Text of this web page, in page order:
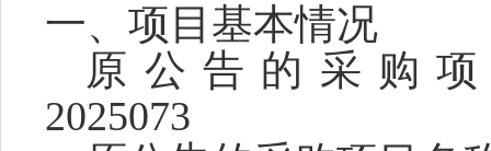
一、项目基本情况
原公告的采购